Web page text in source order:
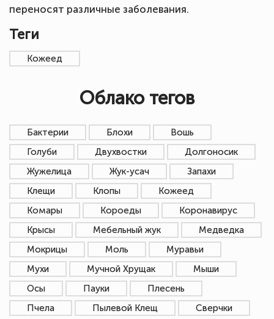
переносят различные заболевания.
Теги
Кожеед
Облако тегов
Бактерии Блохи
Вошь
Голуби
Двухвостки
Долгоносик
Жужелица
Жук-усач
Запахи
Клещи
Клопы
Кожеед
Комары
Короеды
Коронавирус
Крысы
Мебельный жук
Медведка
Мокрицы
Моль
Муравьи
Мухи
Мучной Хрущак
Мыши
Осы
Пауки
Плесень
Пчела
Пылевой Клещ
Сверчки